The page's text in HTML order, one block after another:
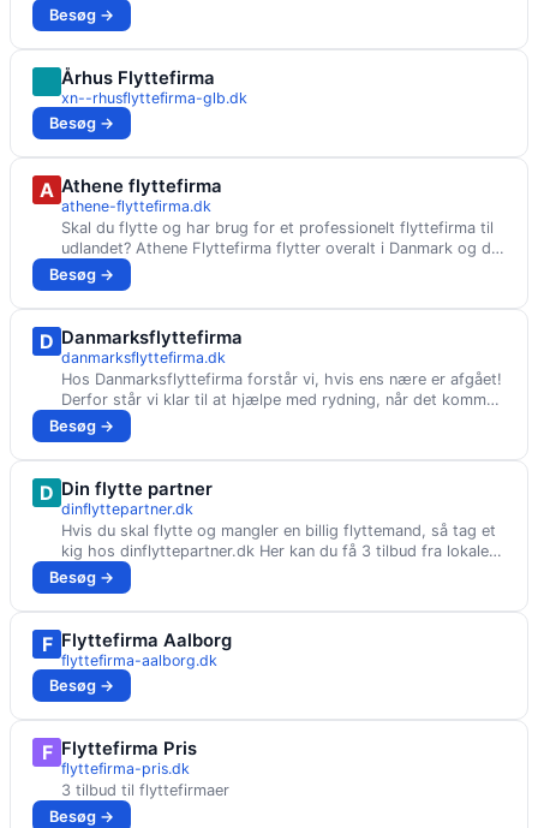
Besøg →
Århus Flyttefirma
xn--rhusflyttefirma-glb.dk
Besøg →
A Athene flyttefirma
athene-flyttefirma.dk
Skal du flytte og har brug for et professionelt flyttefirma til
udlandet? Athene Flyttefirma flytter overalt i Danmark og det
meste af Europa
Besøg →
D Danmarksflyttefirma
danmarksflyttefirma.dk
Hos Danmarksflyttefirma forstår vi, hvis ens nære er afgået!
Derfor står vi klar til at hjælpe med rydning, når det kommer
til et dødsbo.
Besøg →
D Din flytte partner
dinflyttepartner.dk
Hvis du skal flytte og mangler en billig flyttemand, så tag et
kig hos dinflyttepartner.dk Her kan du få 3 tilbud fra lokale
flyttefirmaer
Besøg →
F Flyttefirma Aalborg
flyttefirma-aalborg.dk
Besøg →
F Flyttefirma Pris
flyttefirma-pris.dk
3 tilbud til flyttefirmaer
Besøg →